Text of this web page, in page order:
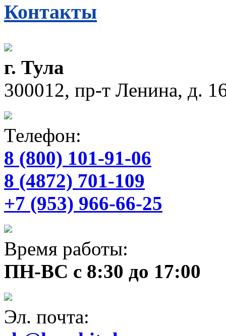
Контакты
г. Тула
300012, пр-т Ленина, д.
Телефон:
8 (800) 101-91-06
8 (4872) 701-109
+7 (953) 966-66-25
Время работы:
ПН-ВС с 8:30 до 17:00
Эл. почта: